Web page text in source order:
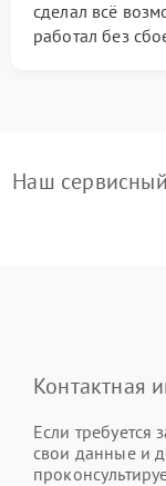
сделал всё
работал без
Наш
Контактная
Если требуется
свои данные и